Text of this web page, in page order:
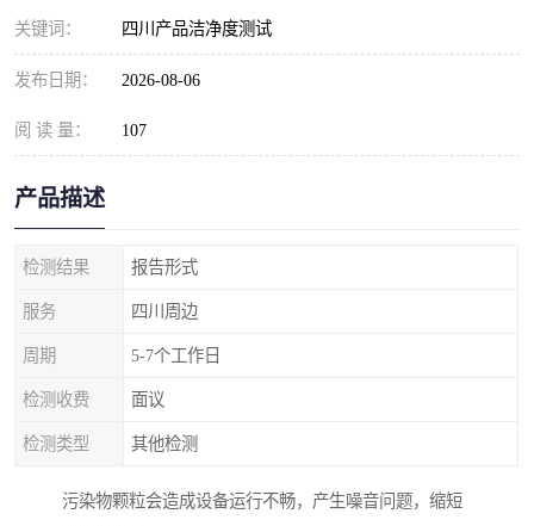
关键词： 四川产品洁净度测试
发布日期： 2026-08-06
阅 读 量： 107
产品描述
检测结果 报告形式
服务 四川周边
周期 5-7个工作日
检测收费 面议
检测类型 其他检测
污染物颗粒会造成设备运行不畅，产生噪音问题，缩短